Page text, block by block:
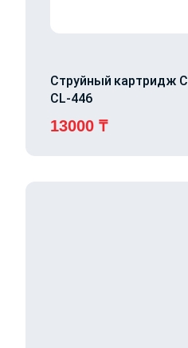
Струйный картридж
CL-446
13000 ₸